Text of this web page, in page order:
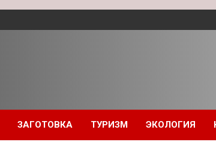
ЗАГОТОВКА ТУРИЗМ ЭКОЛОГИЯ